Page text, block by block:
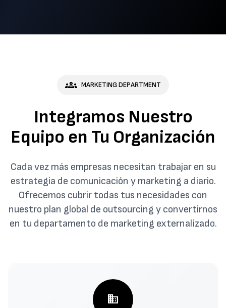
groups MARKETING DEPARTMENT
Integramos Nuestro
Equipo en Tu Organización
Cada vez más empresas necesitan trabajar en su
estrategia de comunicación y marketing a diario.
Ofrecemos cubrir todas tus necesidades con
nuestro plan global de outsourcing y convertirnos
en tu departamento de marketing externalizado.
business